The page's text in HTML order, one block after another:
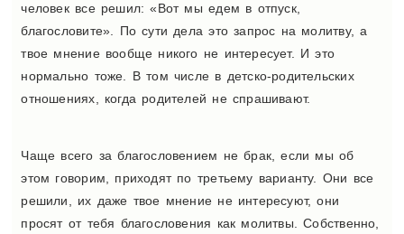
человек все решил: «Вот мы едем в отпуск,
благословите». По сути дела это запрос на молитву, а
твое мнение вообще никого не интересует. И это
нормально тоже. В том числе в детско-родительских
отношениях, когда родителей не спрашивают.
Чаще всего за благословением не брак, если мы об
этом говорим, приходят по третьему варианту. Они все
решили, их даже твое мнение не интересуют, они
просят от тебя благословения как молитвы. Собственно,